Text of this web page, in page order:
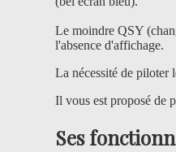
Le moindre QSY
l'absence d'affichage.
La nécessité de
Il vous est proposé de
Ses